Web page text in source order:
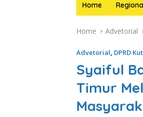
Home
Home Advetorial
Advetorial, DPRD
Syaiful
Timur